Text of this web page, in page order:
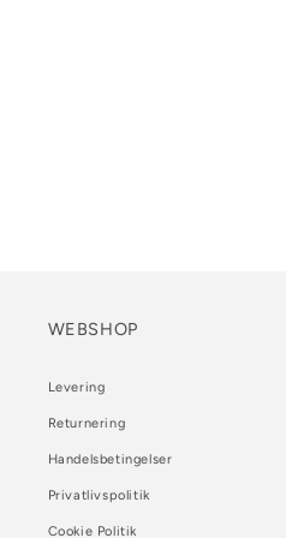
WEBSHOP
Levering
Returnering
Handelsbetingelser
Privatlivspolitik
Cookie Politik